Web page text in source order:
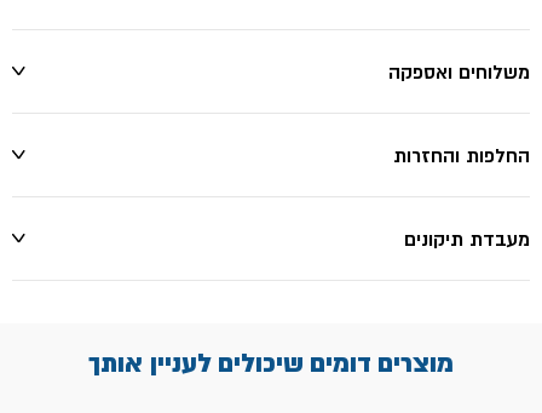
משלוחים ואספקה
החלפות והחזרות
מעבדת תיקונים
מוצרים דומים שיכולים לעניין אותך